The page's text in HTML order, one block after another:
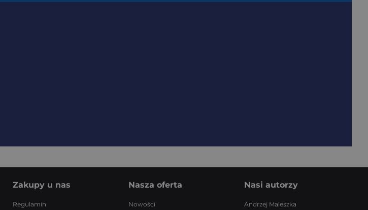
Zakupy u nas
Regulamin
Nasza oferta
Nowości
Nasi autorzy
Andrzej Maleszka